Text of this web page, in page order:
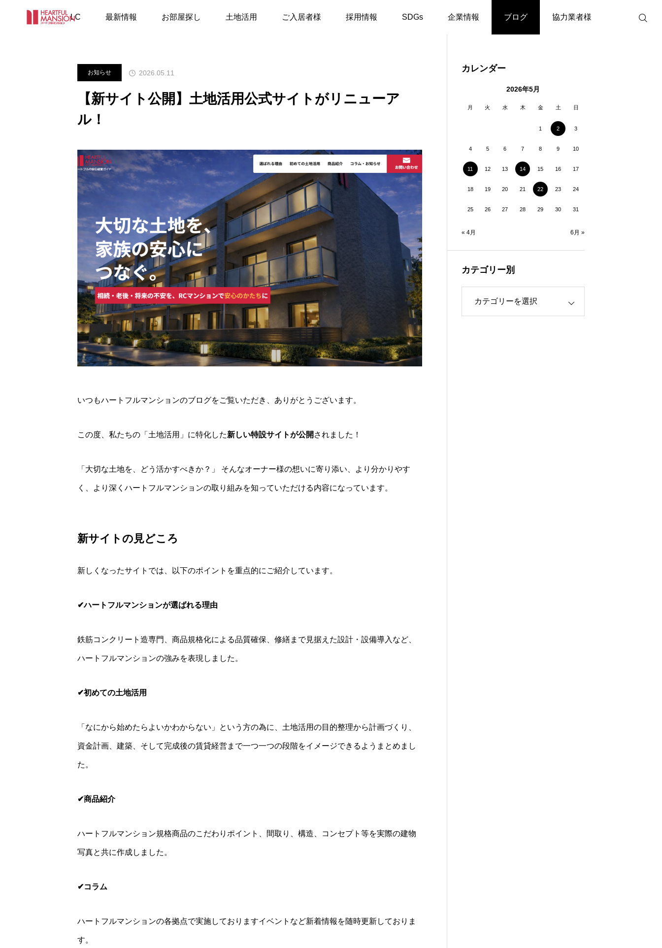
LC 最新情報 お部屋探し 土地活用 ご入居者様 採用情報 SDGs 企業情報 ブログ 協力業者様
お知らせ
した！
お部屋・物件紹介 お知らせ お知らせ
名大社 転職フェアに出展し
スタッフブログ お知らせ 【新サイト公開】土地活用公式サイトがリニューアル！
お知らせ 2026.05.11
【新サイト公開】土地活用公式サイトがリニューア
ル！
いつもハートフルマンションのブログをご覧いただき、ありがとうございます。
この度、私たちの「土地活用」に特化した新しい特設サイトが公開 されました！
「大切な土地を、どう活かすべきか？」 そんなオーナー様の想いに寄り添い、より分かりやす
く、より深くハートフルマンションの取り組みを知っていただける内容になっています。
新サイトの見どころ
新しくなったサイトでは、以下のポイントを重点的にご紹介しています。
✔ハートフルマンションが選ばれる理由
鉄筋コンクリート造専門、商品規格化による品質確保、修繕まで見据えた設計・設備導入など、
ハートフルマンションの強みを表現しました。
✔初めての土地活用
「なにから始めたらよいかわからない」という方の為に、土地活用の目的整理から計画づくり、
資金計画、建築、そして完成後の賃貸経営まで一つ一つの段階をイメージできるようまとめまし
た。
✔商品紹介
ハートフルマンション規格商品のこだわりポイント、間取り、構造、コンセプト等を実際の建物
写真と共に作成しました。
✔コラム
ハートフルマンションの各拠点で実施しておりますイベントなど新着情報を随時更新しておりま
す。
カレンダー
2026年5月
月 火 水 木 金 土 日
1 2 3
4 5 6 7 8 9 10
11 12 13 14 15 16 17
18 19 20 21 22 23 24
25 26 27 28 29 30 31
« 4月 6月 »
カテゴリー別